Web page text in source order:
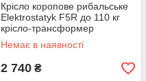
Крісло коропове рибальське
Elektrostatyk F5R до 110 кг
крісло-трансформер
Немає в наявності
2 740 ₴